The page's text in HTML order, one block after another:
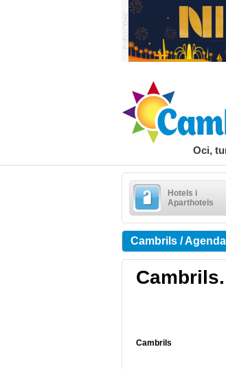
Oci,
Hotels i
Aparthotels
Cambrils /
Cambrils